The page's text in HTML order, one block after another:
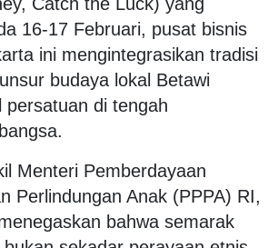
16-17 Februari, pusat bisnis
ini mengintegrasikan tradisi
budaya lokal Betawi
persatuan di tengah
Menteri Pemberdayaan
Perlindungan Anak (PPPA) RI,
bahwa semarak